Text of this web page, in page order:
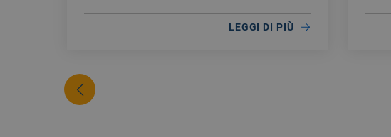
LEGGI DI PIÙ